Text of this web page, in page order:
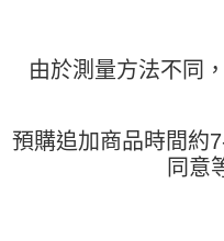
由於測量方法不同
預購追加商品時間約
同意